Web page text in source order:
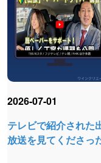
テレビで紹介された
放送を見てくださっ
2026-07-01